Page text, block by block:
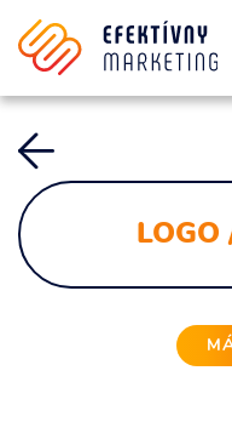
LOGO
PPC kampane
Správa
Content
Balíky služieb
Marketingový
Externý